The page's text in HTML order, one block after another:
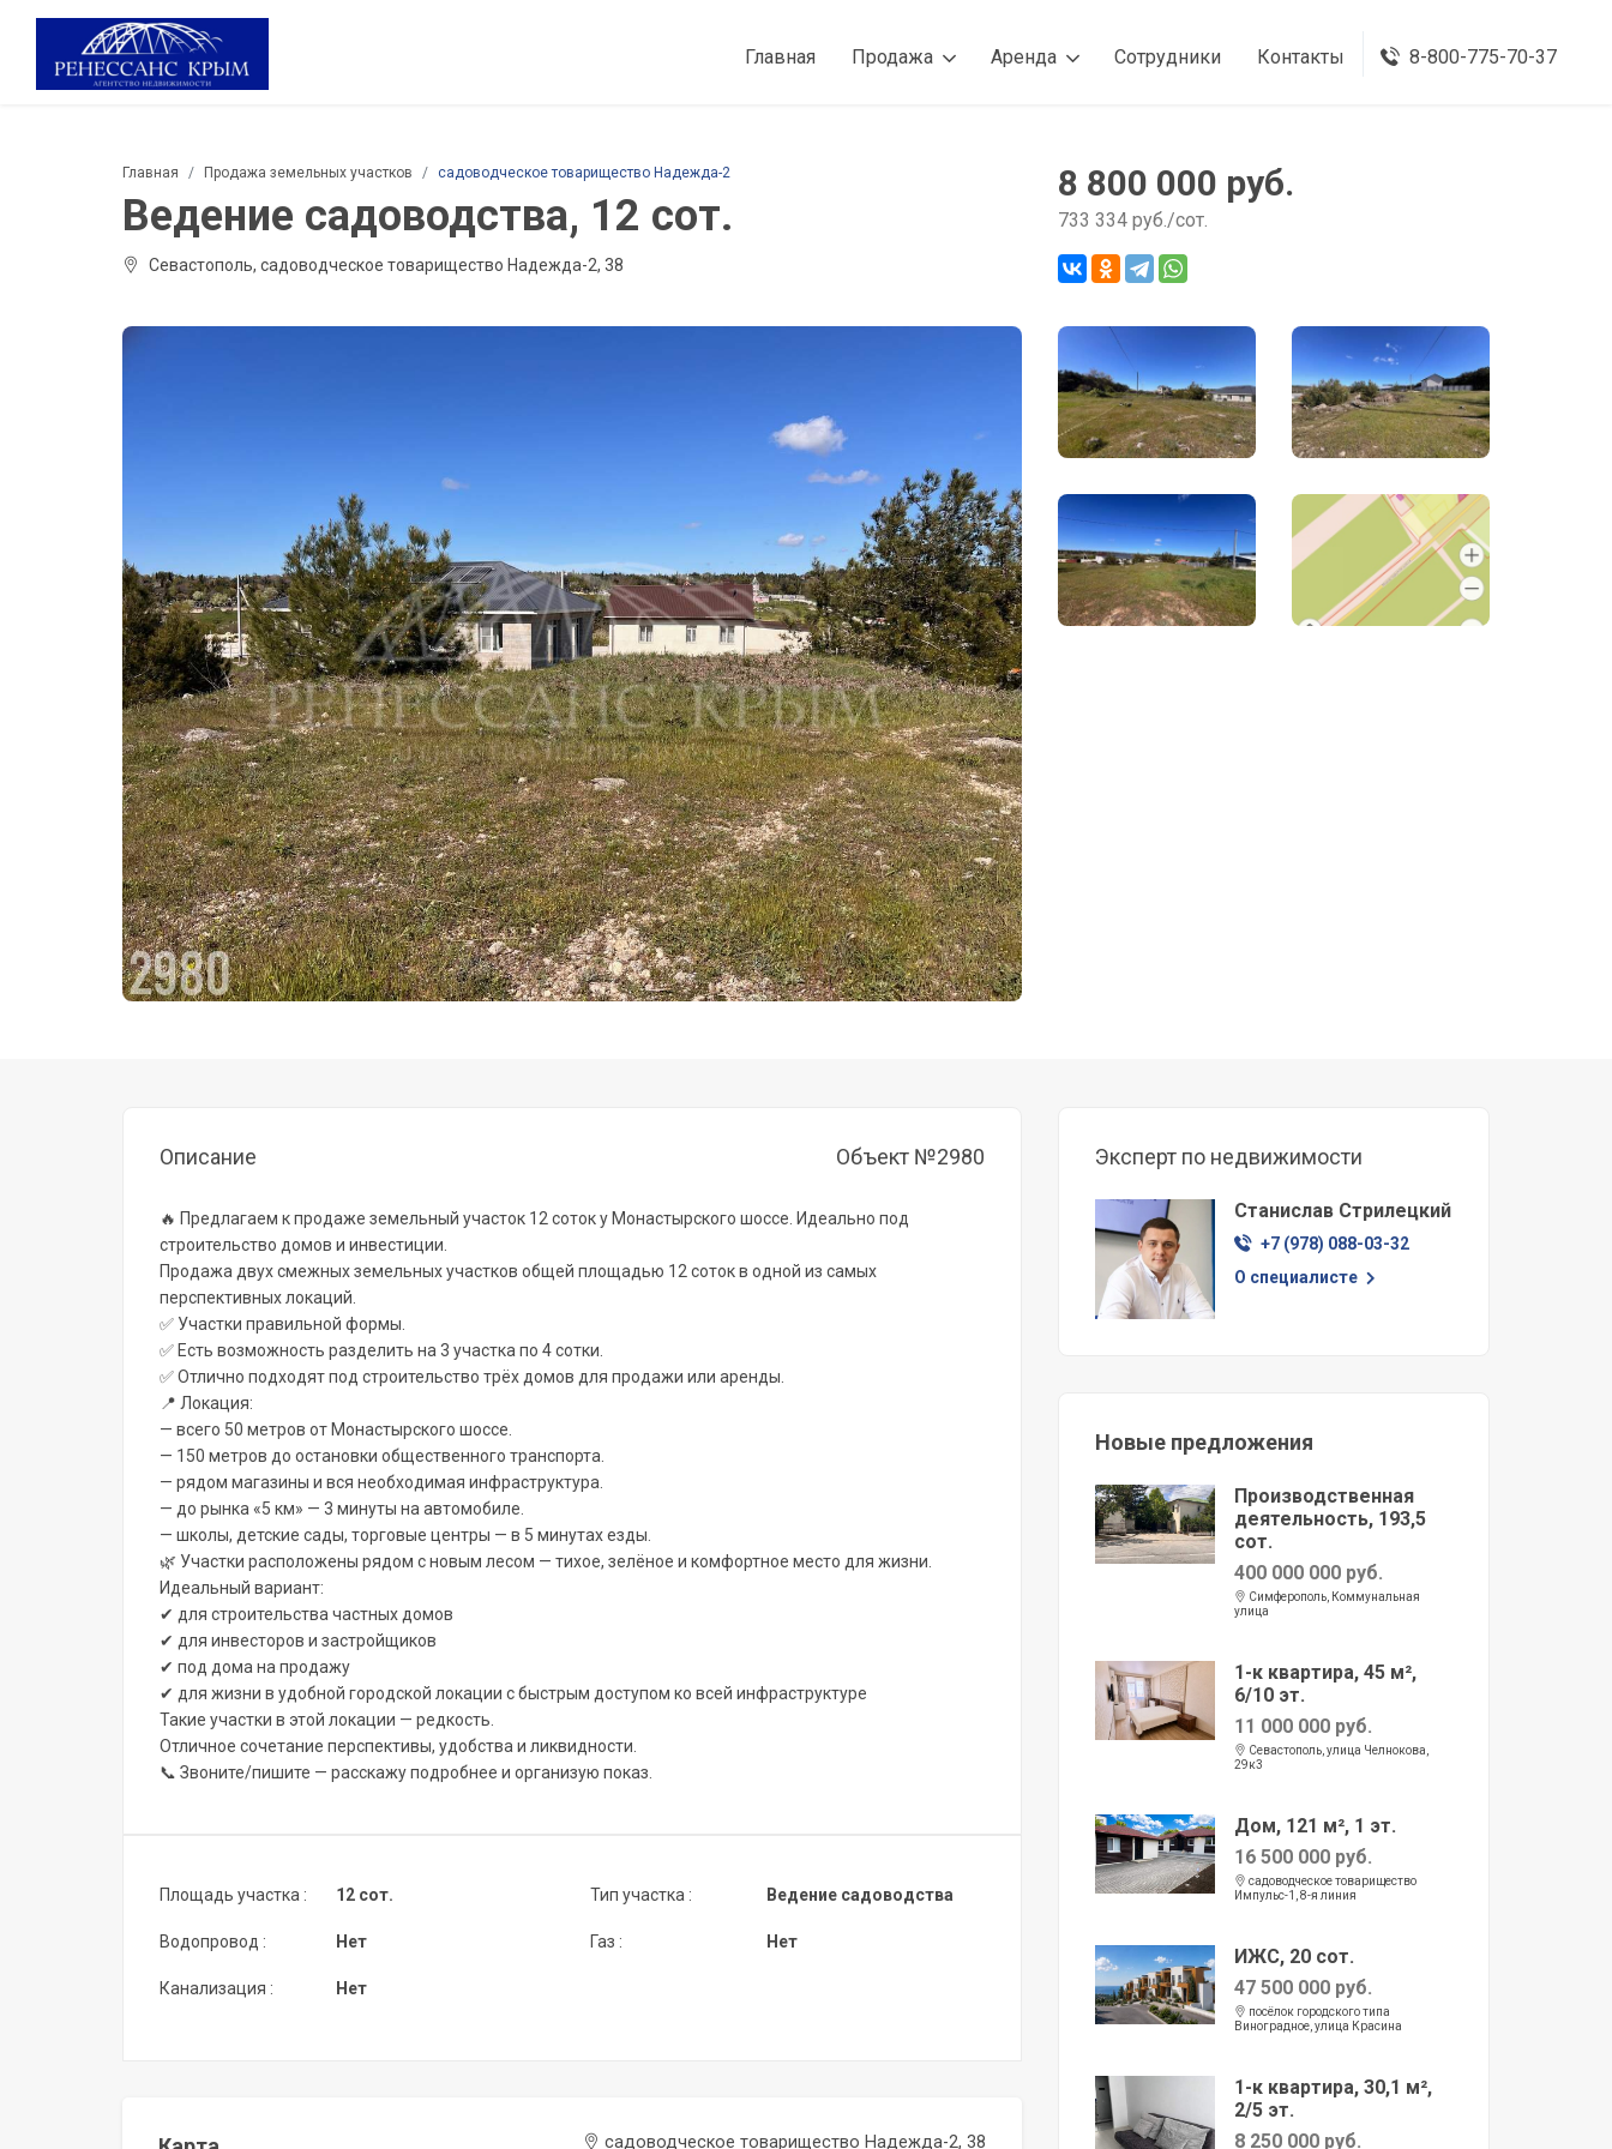
Главная Продажа Аренда Сотрудники Контакты 8-800-775-70-37
Главная Продажа земельных участков садоводческое товарищество Надежда-2
Ведение садоводства, 12 сот.
Севастополь, садоводческое товарищество Надежда-2, 38
8 800 000 руб.
733 334 руб./сот.
Описание Объект №2980
🔥 Предлагаем к продаже земельный участок 12 соток у Монастырского шоссе. Идеально под
строительство домов и инвестиции.
Продажа двух смежных земельных участков общей площадью 12 соток в одной из самых
перспективных локаций.
✅ Участки правильной формы.
✅ Есть возможность разделить на 3 участка по 4 сотки.
✅ Отлично подходят под строительство трёх домов для продажи или аренды.
📍 Локация:
— всего 50 метров от Монастырского шоссе.
— 150 метров до остановки общественного транспорта.
— рядом магазины и вся необходимая инфраструктура.
— до рынка «5 км» — 3 минуты на автомобиле.
— школы, детские сады, торговые центры — в 5 минутах езды.
🌿 Участки расположены рядом с новым лесом — тихое, зелёное и комфортное место для жизни.
Идеальный вариант:
✔ для строительства частных домов
✔ для инвесторов и застройщиков
✔ под дома на продажу
✔ для жизни в удобной городской локации с быстрым доступом ко всей инфраструктуре
Такие участки в этой локации — редкость.
Отличное сочетание перспективы, удобства и ликвидности.
📞 Звоните/пишите — расскажу подробнее и организую показ.
Площадь участка :
Водопровод :
Канализация :
12 сот.
Нет
Нет
Тип участка :
Газ :
Ведение садоводства
Нет
садоводческое товарищество Надежда-2, 38
Эксперт по недвижимости
Станислав Стрилецкий
+7 (978) 088-03-32
О специалисте
Новые предложения
Производственная
деятельность, 193,5
сот.
400 000 000 руб.
Симферополь, Коммунальная
улица
1-к квартира, 45 м²,
6/10 эт.
11 000 000 руб.
Севастополь, улица Челнокова,
29к3
Дом, 121 м², 1 эт.
16 500 000 руб.
садоводческое товарищество
Импульс-1, 8-я линия
ИЖС, 20 сот.
47 500 000 руб.
посёлок городского типа
Виноградное, улица Красина
1-к квартира, 30,1 м²,
2/5 эт.
8 250 000 руб.